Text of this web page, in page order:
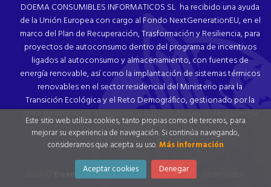
DOEMA CONSUMIBLES INFORMATICOS SL ha recibido una ayuda
de la Unión Europea con cargo al Fondo NextGenerationEU, en el
marco del Plan de Recuperación, Trasformación y Resiliencia, para
proyectos de autoconsumo dentro del programa de incentivos
ligados al autoconsumo y almacenamiento, con fuentes de
energía renovable, así como la implantación de sistemas térmicos
renovables en el sector residencial del Ministerio para la
Transición Ecológica y el Reto Demográfico, gestionado por la
Junta de Andalucía, a través de la Agencia Andaluza de la Energía.
Doema Papelería. Todos los Derechos Reservados
Este sitio web utiliza cookies, tanto propias como de terceros, para
mejorar su experiencia de navegación. Si continúa navegando,
consideramos que acepta su uso.Más información
Aceptar cookies
Denegar